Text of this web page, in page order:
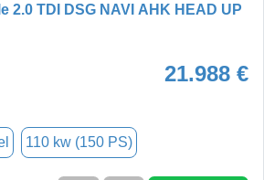
2.0 TDI DSG NAVI AHK HEAD UP
21.988 €
110 kw (150 PS)